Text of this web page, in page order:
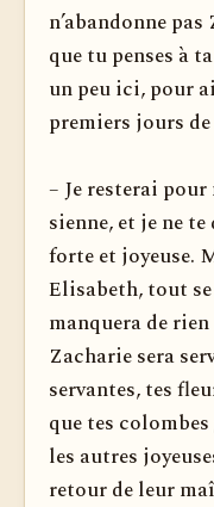
n’abandonne
que tu penses à
un peu ici, pour
premiers jours
– Je resterai
sienne, et je ne
forte et joyeuse.
Elisabeth, tout
manquera de
Zacharie sera
servantes, tes
que tes
les autres
retour de leur